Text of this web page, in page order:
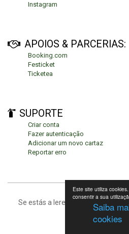
Este site utiliza
consentir a sua
Saiba
cookies
Instagram
APOIOS & PARCERIAS:
Booking.com
Festicket
Ticketea
SUPORTE
Criar conta
Fazer autenticação
Adicionar um novo cartaz
Reportar erro
Se estás a leres isto, significa que